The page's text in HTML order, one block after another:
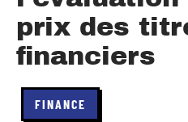
prix des
financiers
FINANCE